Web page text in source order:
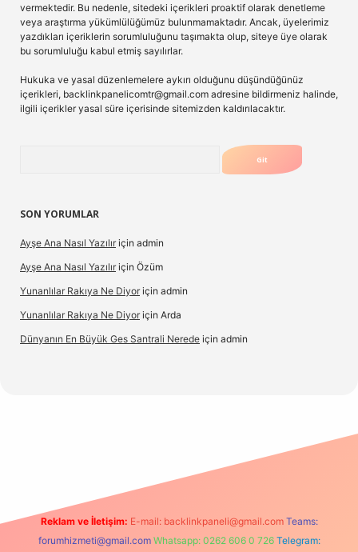
vermektedir. Bu nedenle, sitedeki içerikleri proaktif olarak denetleme
veya araştırma yükümlülüğümüz bulunmamaktadır. Ancak, üyelerimiz
yazdıkları içeriklerin sorumluluğunu taşımakta olup, siteye üye olarak
bu sorumluluğu kabul etmiş sayılırlar.
Hukuka ve yasal düzenlemelere aykırı olduğunu düşündüğünüz
içerikleri, backlinkpanelicomtr@gmail.com adresine bildirmeniz halinde,
ilgili içerikler yasal süre içerisinde sitemizden kaldırılacaktır.
SON YORUMLAR
Ayşe Ana Nasıl Yazılır için admin
Ayşe Ana Nasıl Yazılır için Özüm
Yunanlılar Rakıya Ne Diyor için admin
Yunanlılar Rakıya Ne Diyor için Arda
Dünyanın En Büyük Ges Santrali Nerede için admin
Reklam ve İletişim: E-mail: backlinkpaneli@gmail.com Teams:
forumhizmeti@gmail.com Whatsapp: 0262 606 0 726 Telegram: